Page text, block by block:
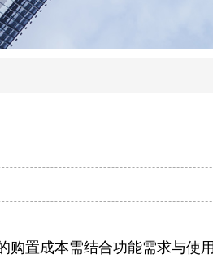
购置成本需结合功能需求与使